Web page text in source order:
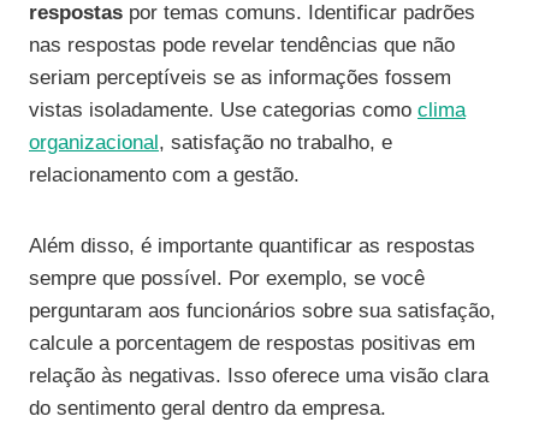
respostas por temas comuns. Identificar padrões
nas respostas pode revelar tendências que não
seriam perceptíveis se as informações fossem
vistas isoladamente. Use categorias como clima
organizacional , satisfação no trabalho, e
relacionamento com a gestão.
Além disso, é importante quantificar as respostas
sempre que possível. Por exemplo, se você
perguntaram aos funcionários sobre sua satisfação,
calcule a porcentagem de respostas positivas em
relação às negativas. Isso oferece uma visão clara
do sentimento geral dentro da empresa.